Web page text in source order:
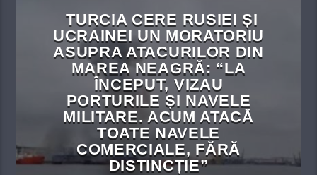
TURCIA CERE RUSIEI ȘI
UCRAINEI UN MORATORIU
ASUPRA ATACURILOR DIN
MAREA NEAGRĂ: “LA
ÎNCEPUT, VIZAU
PORTURILE ȘI NAVELE
MILITARE. ACUM ATACĂ
TOATE NAVELE
COMERCIALE, FĂRĂ
DISTINCȚIE”